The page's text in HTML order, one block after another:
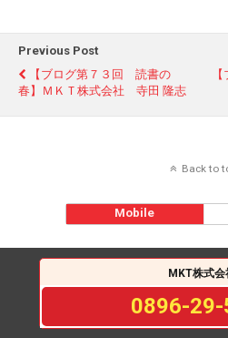
Previous Post
【ブログ第７３回 読書の
春】ＭＫＴ株式会社 寺田 隆志
Back to
Mobile
MKT株式会
0896-